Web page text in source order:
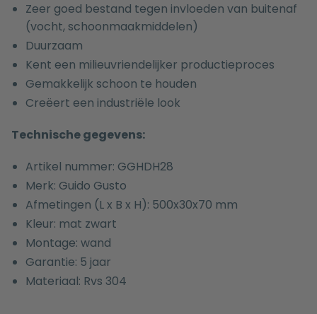
Zeer goed bestand tegen invloeden van buitenaf
(vocht, schoonmaakmiddelen)
Duurzaam
Kent een milieuvriendelijker productieproces
Gemakkelijk schoon te houden
Creëert een industriële look
Technische gegevens:
Artikel nummer: GGHDH28
Merk: Guido Gusto
Afmetingen (L x B x H): 500x30x70 mm
Kleur: mat zwart
Montage: wand
Garantie: 5 jaar
Materiaal: Rvs 304